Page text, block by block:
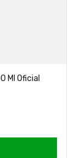
Ml Oficial